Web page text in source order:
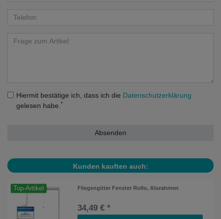
Hiermit bestätige ich, dass ich die Daten­schutz­erklärung
gelesen habe. *
Absenden
Kunden kauften auch:
Top-Artikel Fliegengitter Fenster Rollo, Alurahmen
34,49 € *